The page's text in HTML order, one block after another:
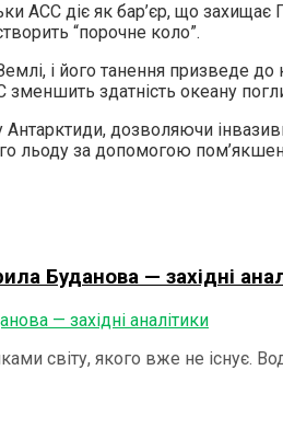
ACC діє як бар’єр, що
“порочне коло”.
і його танення призведе
зменшить здатність океану
дозволяючи
льоду за допомогою
Буданова — західні
світу, якого вже не